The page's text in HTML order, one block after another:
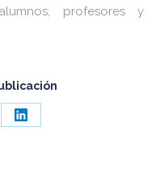
profesores y
Share